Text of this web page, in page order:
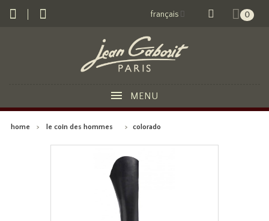
0
français
MENU
home > le coin des hommes > colorado